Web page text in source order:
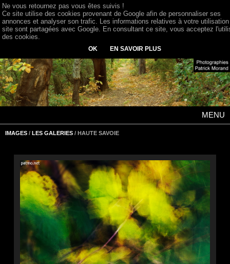
MENU
IMAGES / LES GALERIES / HAUTE SAVOIE
Ne vous retournez pas vous êtes suivis !
Ce site utilise des cookies provenant de Google afin de personnaliser ses
annonces et analyser son trafic. Les informations relatives à votre
site sont partagées avec Google. En consultant ce site, vous acceptez
des cookies.
OK EN SAVOIR PLUS